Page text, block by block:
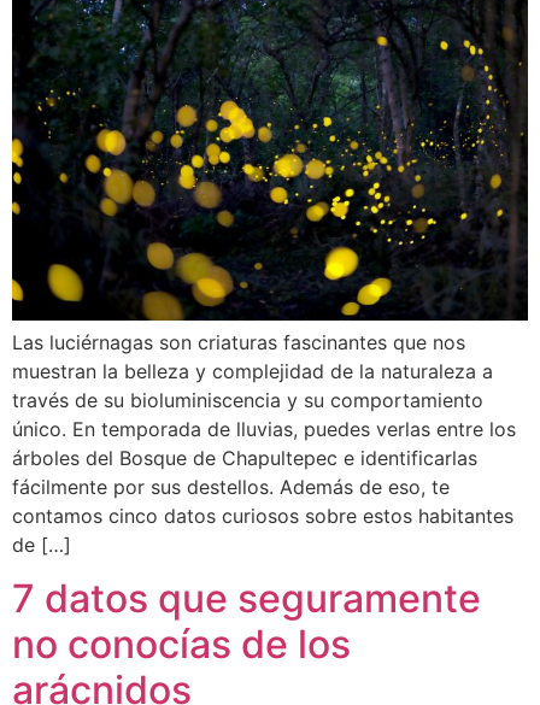
Las luciérnagas son criaturas fascinantes que nos
muestran la belleza y complejidad de la naturaleza a
través de su bioluminiscencia y su comportamiento
único. En temporada de lluvias, puedes verlas entre los
árboles del Bosque de Chapultepec e identificarlas
fácilmente por sus destellos. Además de eso, te
contamos cinco datos curiosos sobre estos habitantes
de […]
7 datos que seguramente
no conocías de los
arácnidos